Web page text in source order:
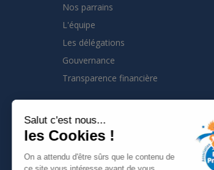
Salut c'est nous...
les Cookies !
On a attendu d'être sûrs que le contenu de
ce site vous intéresse avant de vous
Nos parrains
L'équipe
Les délégations
Gouvernance
Transparence financière
INSCRIVEZ VOUS À LA NEWSLETTER
Je m'inscris à la newsletter